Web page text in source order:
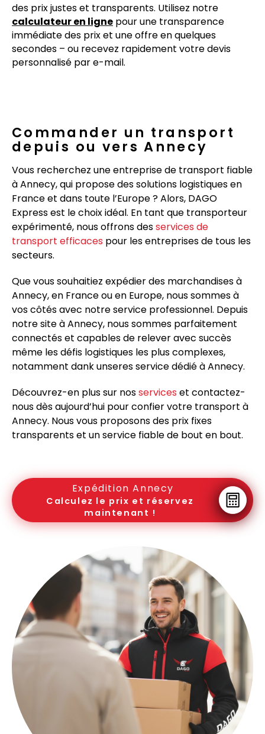
des prix justes et transparents. Utilisez notre
calculateur en ligne pour une transparence
immédiate des prix et une offre en quelques
secondes – ou recevez rapidement votre devis
personnalisé par e-mail.
Commander un transport
depuis ou vers Annecy
Vous recherchez une entreprise de transport fiable
à Annecy, qui propose des solutions logistiques en
France et dans toute l’Europe ? Alors, DAGO
Express est le choix idéal. En tant que transporteur
expérimenté, nous offrons desservices de
transport efficaces pour les entreprises de tous les
secteurs.
Que vous souhaitiez expédier des marchandises à
Annecy, en France ou en Europe, nous sommes à
vos côtés avec notre service professionnel. Depuis
notre site à Annecy, nous sommes parfaitement
connectés et capables de relever avec succès
même les défis logistiques les plus complexes,
notamment dank unseres service dédié à Annecy.
Découvrez-en plus sur nosservices et contactez-
nous dès aujourd’hui pour confier votre transport à
Annecy. Nous vous proposons des prix fixes
transparents et un service fiable de bout en bout.
Expédition Annecy
Calculez le prix et réservez
maintenant !